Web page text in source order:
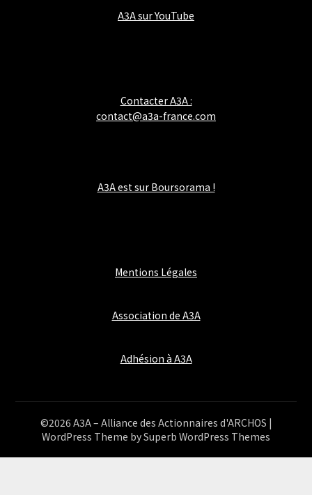
A3A sur YouTube
Contacter A3A :
contact@a3a-france.com
A3A est sur Boursorama !
Mentions Légales
Association de A3A
Adhésion à A3A
©2026 A3A – Alliance des Actionnaires d'ARCHOS |
WordPress Theme bySuperb WordPress Themes